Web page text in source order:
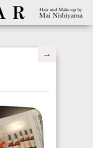
→